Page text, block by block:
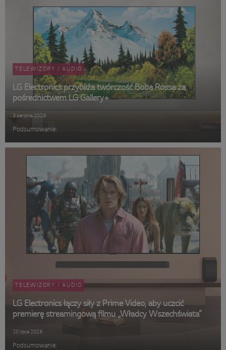
TELEWIZORY I AUDIO
LG Electronics przybliża twórczość Boba Rossa za
pośrednictwem LG Gallery+
3 sierpnia 2026
Podsumowanie:
TELEWIZORY I AUDIO
LG Electronics łączy siły z Prime Video, aby uczcić
premierę streamingową filmu „Władcy Wszechświata”
20 lipca 2026
Podsumowanie: